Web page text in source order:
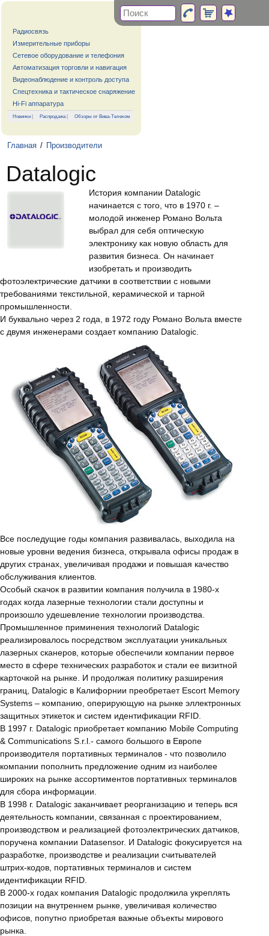
Радиосвязь
Измерительные приборы
Сетевое оборудование и телефония
Автоматизация торговли и навигация
Видеонаблюдение и контроль доступа
Спецтехника и тактическое снаряжение
Hi-Fi аппаратура
Новинки | Распродажа| Обзоры от Вива-Телеком
Главная / Производители
Datalogic
История компании Datalogic
начинается с того, что в 1970 г. –
молодой инженер Романо Вольта
выбрал для себя оптическую
электронику как новую область для
развития бизнеса. Он начинает
изобретать и производить
фотоэлектрические датчики в соответствии с новыми
требованиями текстильной, керамической и тарной
промышленности.
И буквально через 2 года, в 1972 году Романо Вольта вместе
с двумя инженерами создает компанию Datalogic.
Все последущие годы компания развивалась, выходила на
новые уровни ведения бизнеса, открывала офисы продаж в
других странах, увеличивая продажи и повышая качество
обслуживания клиентов.
Особый скачок в развитии компания получила в 1980-х
годах когда лазерные технологии стали доступны и
произошло удешевление технологии производства.
Промышленное приминения технологий Datalogic
реализировалось посредством эксплуатации уникальных
лазерных сканеров, которые обеспечили компании первое
место в сфере технических разработок и стали ее визитной
карточкой на рынке. И продолжая политику разширения
границ, Datalogic в Калифорнии преобретает Escort Memory
Systems – компанию, оперирующую на рынке эллектронных
защитных этикеток и систем идентификации RFID.
В 1997 г. Datalogic приобретает компанию Mobile Computing
& Communications S.r.l.- самого большого в Европе
производителя портативных терминалов - что позволило
компании пополнить предложение одним из наиболее
широких на рынке ассортиментов портативных терминалов
для сбора информации.
В 1998 г. Datalogic заканчивает реорганизацию и теперь вся
деятельность компании, связанная с проектированием,
производством и реализацией фотоэлектрических датчиков,
поручена компании Datasensor. И Datalogic фокусируется на
разработке, производстве и реализации считывателей
штрих-кодов, портативных терминалов и систем
идентификации RFID.
В 2000-х годах компания Datalogic продолжила укреплять
позиции на внутреннем рынке, увеличивая количество
офисов, попутно приобретая важные объекты мирового
рынка.